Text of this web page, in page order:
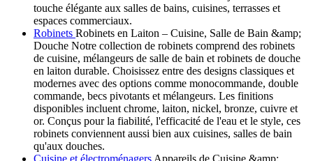
touche élégante aux salles de bains, cuisines, terrasses et
espaces commerciaux.
Robinets Robinets en Laiton – Cuisine, Salle de Bain &amp;
Douche Notre collection de robinets comprend des robinets
de cuisine, mélangeurs de salle de bain et robinets de douche
en laiton durable. Choisissez entre des designs classiques et
modernes avec des options comme monocommande, double
commande, becs pivotants et mélangeurs. Les finitions
disponibles incluent chrome, laiton, nickel, bronze, cuivre et
or. Conçus pour la fiabilité, l'efficacité de l'eau et le style, ces
robinets conviennent aussi bien aux cuisines, salles de bain
qu'aux douches.
Cuisine et électroménagers Appareils de Cuisine &amp;